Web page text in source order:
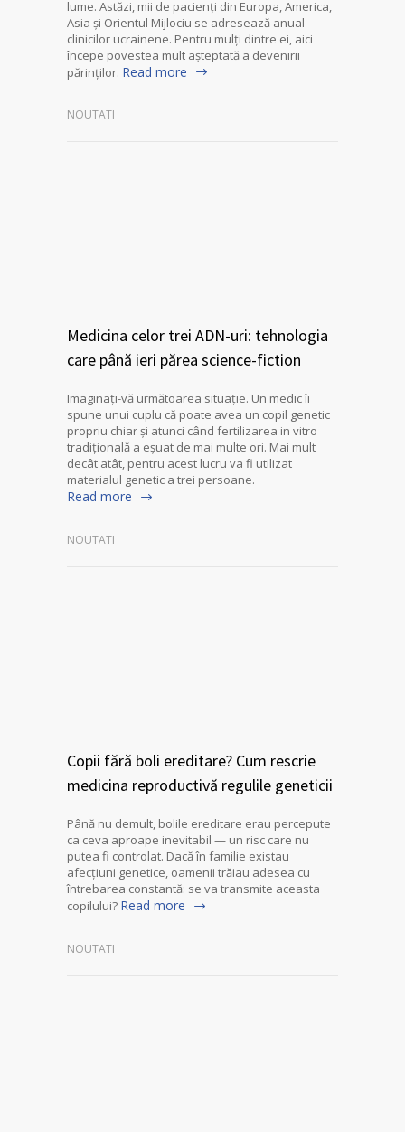
lume. Astăzi, mii de pacienți din Europa, America,
Asia și Orientul Mijlociu se adresează anual
clinicilor ucrainene. Pentru mulți dintre ei, aici
începe povestea mult așteptată a devenirii
părinților. Read more
NOUTATI
Medicina celor trei ADN-uri: tehnologia
care până ieri părea science-fiction
Imaginați-vă următoarea situație. Un medic îi
spune unui cuplu că poate avea un copil genetic
propriu chiar și atunci când fertilizarea in vitro
tradițională a eșuat de mai multe ori. Mai mult
decât atât, pentru acest lucru va fi utilizat
materialul genetic a trei persoane.
Read more
NOUTATI
Copii fără boli ereditare? Cum rescrie
medicina reproductivă regulile geneticii
Până nu demult, bolile ereditare erau percepute
ca ceva aproape inevitabil — un risc care nu
putea fi controlat. Dacă în familie existau
afecțiuni genetice, oamenii trăiau adesea cu
întrebarea constantă: se va transmite aceasta
copilului? Read more
NOUTATI